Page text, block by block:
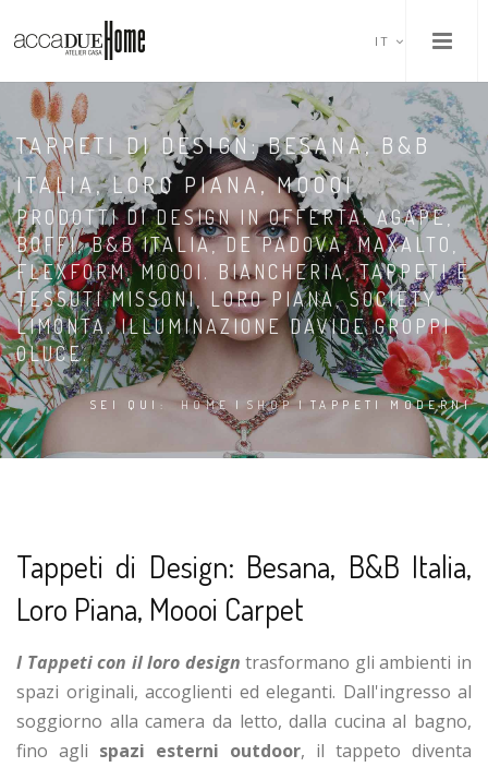
IT
TAPPETI DI DESIGN: BESANA, B&B
ITALIA, LORO PIANA, MOOOI
PRODOTTI DI DESIGN IN OFFERTA: AGAPE,
BOFFI, B&B ITALIA, DE PADOVA, MAXALTO,
FLEXFORM, MOOOI. BIANCHERIA, TAPPETI E
TESSUTI MISSONI, LORO PIANA, SOCIETY
LIMONTA. ILLUMINAZIONE DAVIDE GROPPI
OLUCE.
SEI QUI:HOME | SHOP | TAPPETI MODERNI
Tappeti di Design: Besana, B&B Italia,
Loro Piana, Moooi Carpet
I Tappeti con il loro design trasformano gli ambienti in
spazi originali, accoglienti ed eleganti. Dall'ingresso al
soggiorno alla camera da letto, dalla cucina al bagno,
fino agli spazi esterni outdoor, il tappeto diventa